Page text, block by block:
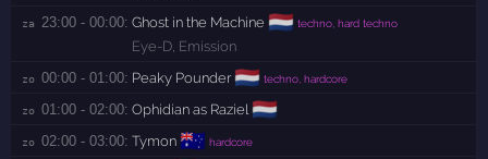
za 23:00 - 00:00: Ghost in the Machine 🇳🇱 techno, hard techno
Eye-D Emission
zo 00:00 - 01:00: Peaky Pounder 🇳🇱 techno, hardcore
zo 01:00 - 02:00: Ophidian as Raziel 🇳🇱
zo 02:00 - 03:00: Tymon 🇦🇺 hardcore